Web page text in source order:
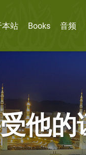
本站 Books 音频
他的